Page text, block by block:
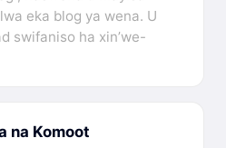
eka blog ya wena. U
swifaniso ha xin’we-
na Komoot